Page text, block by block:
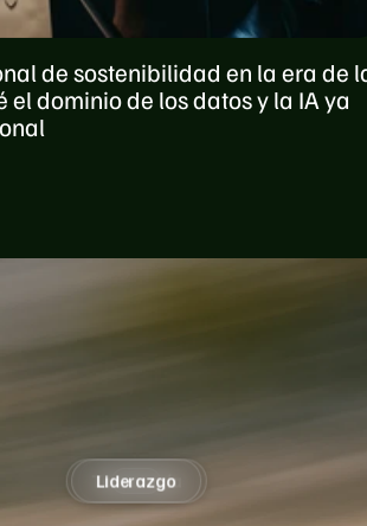
de sostenibilidad en la era de
el dominio de los datos y la IA ya
unfuturo
Impacto
Tecnología
Liderazgo